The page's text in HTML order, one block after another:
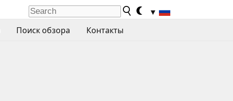
▼
Поиск обзора Контакты